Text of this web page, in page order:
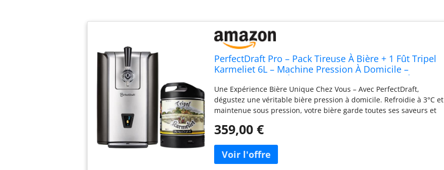
PerfectDraft Pro – Pack Tireuse À Bière + 1 Fût Tripel
Karmeliet 6L – Machine Pression À Domicile –
Température – Idée Cadeau Amateur Bière
Une Expérience Bière Unique Chez Vous – Avec PerfectDraft,
dégustez une véritable bière pression à domicile. Refroidie à 3°C et
maintenue sous pression, votre bière garde toutes ses saveurs et
Avec Fût Tripel Karmeliet 6L Inclus – Ce pack contient la machine
soit environ 10 pintes de bière pression. Idéal pour découvrir le
plaisir de déguster une Tripel Karmeliet bien fraîche à la maison ou
359,00 €